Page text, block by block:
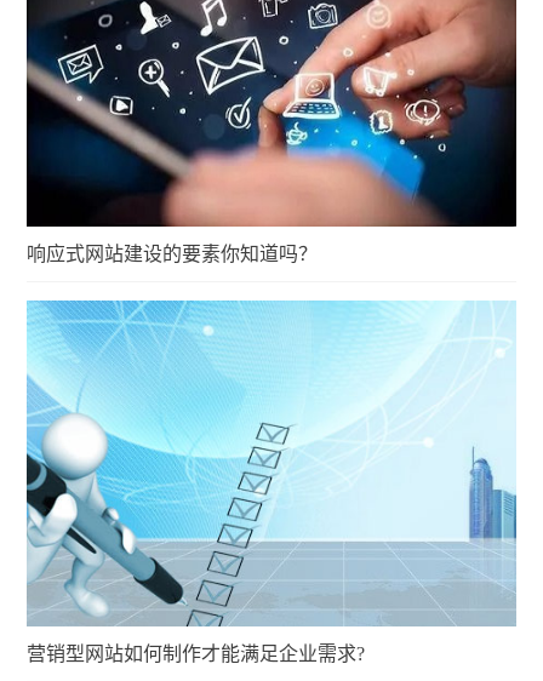
响应式网站建设的要素你知道吗？
营销型网站如何制作才能满足企业需求?